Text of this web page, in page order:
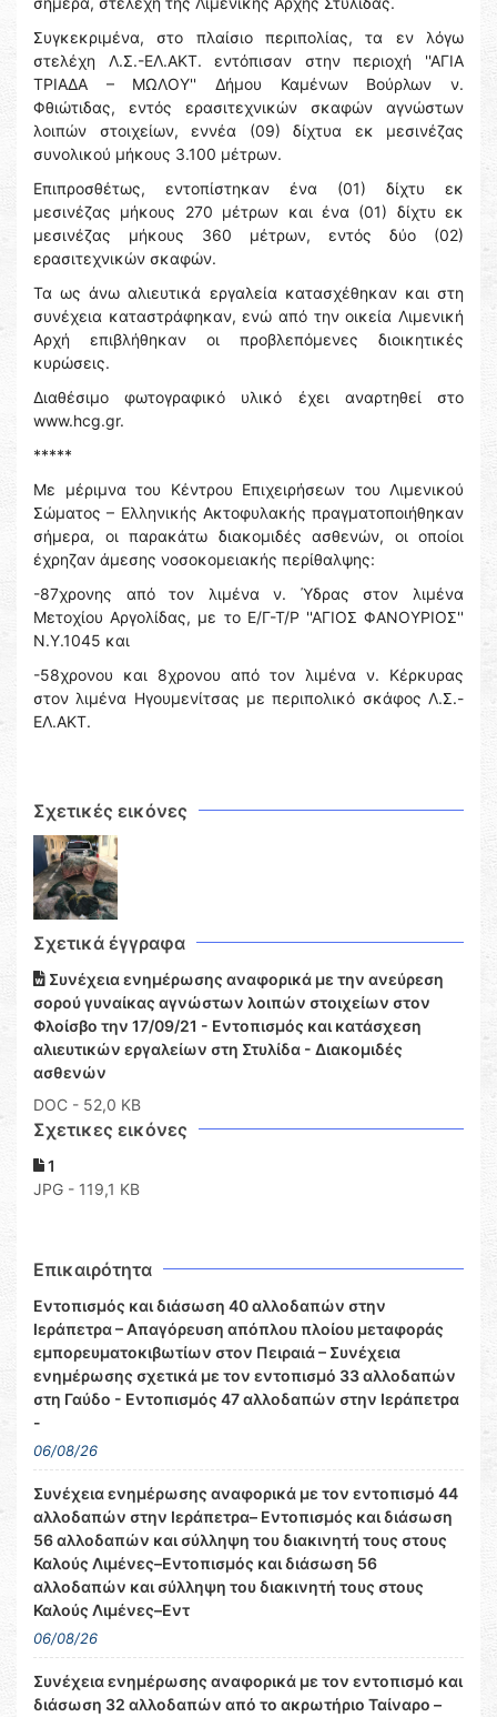
Συγκεκριμένα, στο πλαίσιο περιπολίας, τα εν λόγω
στελέχη Λ.Σ.-ΕΛ.ΑΚΤ. εντόπισαν στην περιοχή ''ΑΓΙΑ
ΤΡΙΑΔΑ – ΜΩΛΟΥ'' Δήμου Καμένων Βούρλων ν.
Φθιώτιδας, εντός ερασιτεχνικών σκαφών αγνώστων
λοιπών στοιχείων, εννέα (09) δίχτυα εκ μεσινέζας
συνολικού μήκους 3.100 μέτρων.
Επιπροσθέτως, εντοπίστηκαν ένα (01) δίχτυ εκ
μεσινέζας μήκους 270 μέτρων και ένα (01) δίχτυ εκ
μεσινέζας μήκους 360 μέτρων, εντός δύο (02)
ερασιτεχνικών σκαφών.
Τα ως άνω αλιευτικά εργαλεία κατασχέθηκαν και στη
συνέχεια καταστράφηκαν, ενώ από την οικεία Λιμενική
Αρχή επιβλήθηκαν οι προβλεπόμενες διοικητικές
κυρώσεις.
Διαθέσιμο φωτογραφικό υλικό έχει αναρτηθεί στο
www.hcg.gr.
*****
Με μέριμνα του Κέντρου Επιχειρήσεων του Λιμενικού
Σώματος – Ελληνικής Ακτοφυλακής πραγματοποιήθηκαν
σήμερα, οι παρακάτω διακομιδές ασθενών, οι οποίοι
έχρηζαν άμεσης νοσοκομειακής περίθαλψης:
-87χρονης από τον λιμένα ν. Ύδρας στον λιμένα
Μετοχίου Αργολίδας, με το Ε/Γ-Τ/Ρ ''ΑΓΙΟΣ ΦΑΝΟΥΡΙΟΣ''
Ν.Υ.1045 και
-58χρονου και 8χρονου από τον λιμένα ν. Κέρκυρας
στον λιμένα Ηγουμενίτσας με περιπολικό σκάφος Λ.Σ.-
ΕΛ.ΑΚΤ.
Σχετικές εικόνες
Σχετικά έγγραφα
Συνέχεια ενημέρωσης αναφορικά με την ανεύρεση
σορού γυναίκας αγνώστων λοιπών στοιχείων στον
Φλοίσβο την 17/09/21 - Εντοπισμός και κατάσχεση
αλιευτικών εργαλείων στη Στυλίδα - Διακομιδές
ασθενών
DOC - 52,0 KB
Σχετικες εικόνες
1
JPG - 119,1 KB
Επικαιρότητα
Εντοπισμός και διάσωση 40 αλλοδαπών στην
Ιεράπετρα – Απαγόρευση απόπλου πλοίου μεταφοράς
εμπορευματοκιβωτίων στον Πειραιά – Συνέχεια
ενημέρωσης σχετικά με τον εντοπισμό 33 αλλοδαπών
στη Γαύδο - Εντοπισμός 47 αλλοδαπών στην Ιεράπετρα
-
06/08/26
Συνέχεια ενημέρωσης αναφορικά με τον εντοπισμό 44
αλλοδαπών στην Ιεράπετρα– Εντοπισμός και διάσωση
56 αλλοδαπών και σύλληψη του διακινητή τους στους
Καλούς Λιμένες–Εντοπισμός και διάσωση 56
αλλοδαπών και σύλληψη του διακινητή τους στους
Καλούς Λιμένες–Εντ
06/08/26
Συνέχεια ενημέρωσης αναφορικά με τον εντοπισμό και
διάσωση 32 αλλοδαπών από το ακρωτήριο Ταίναρο –